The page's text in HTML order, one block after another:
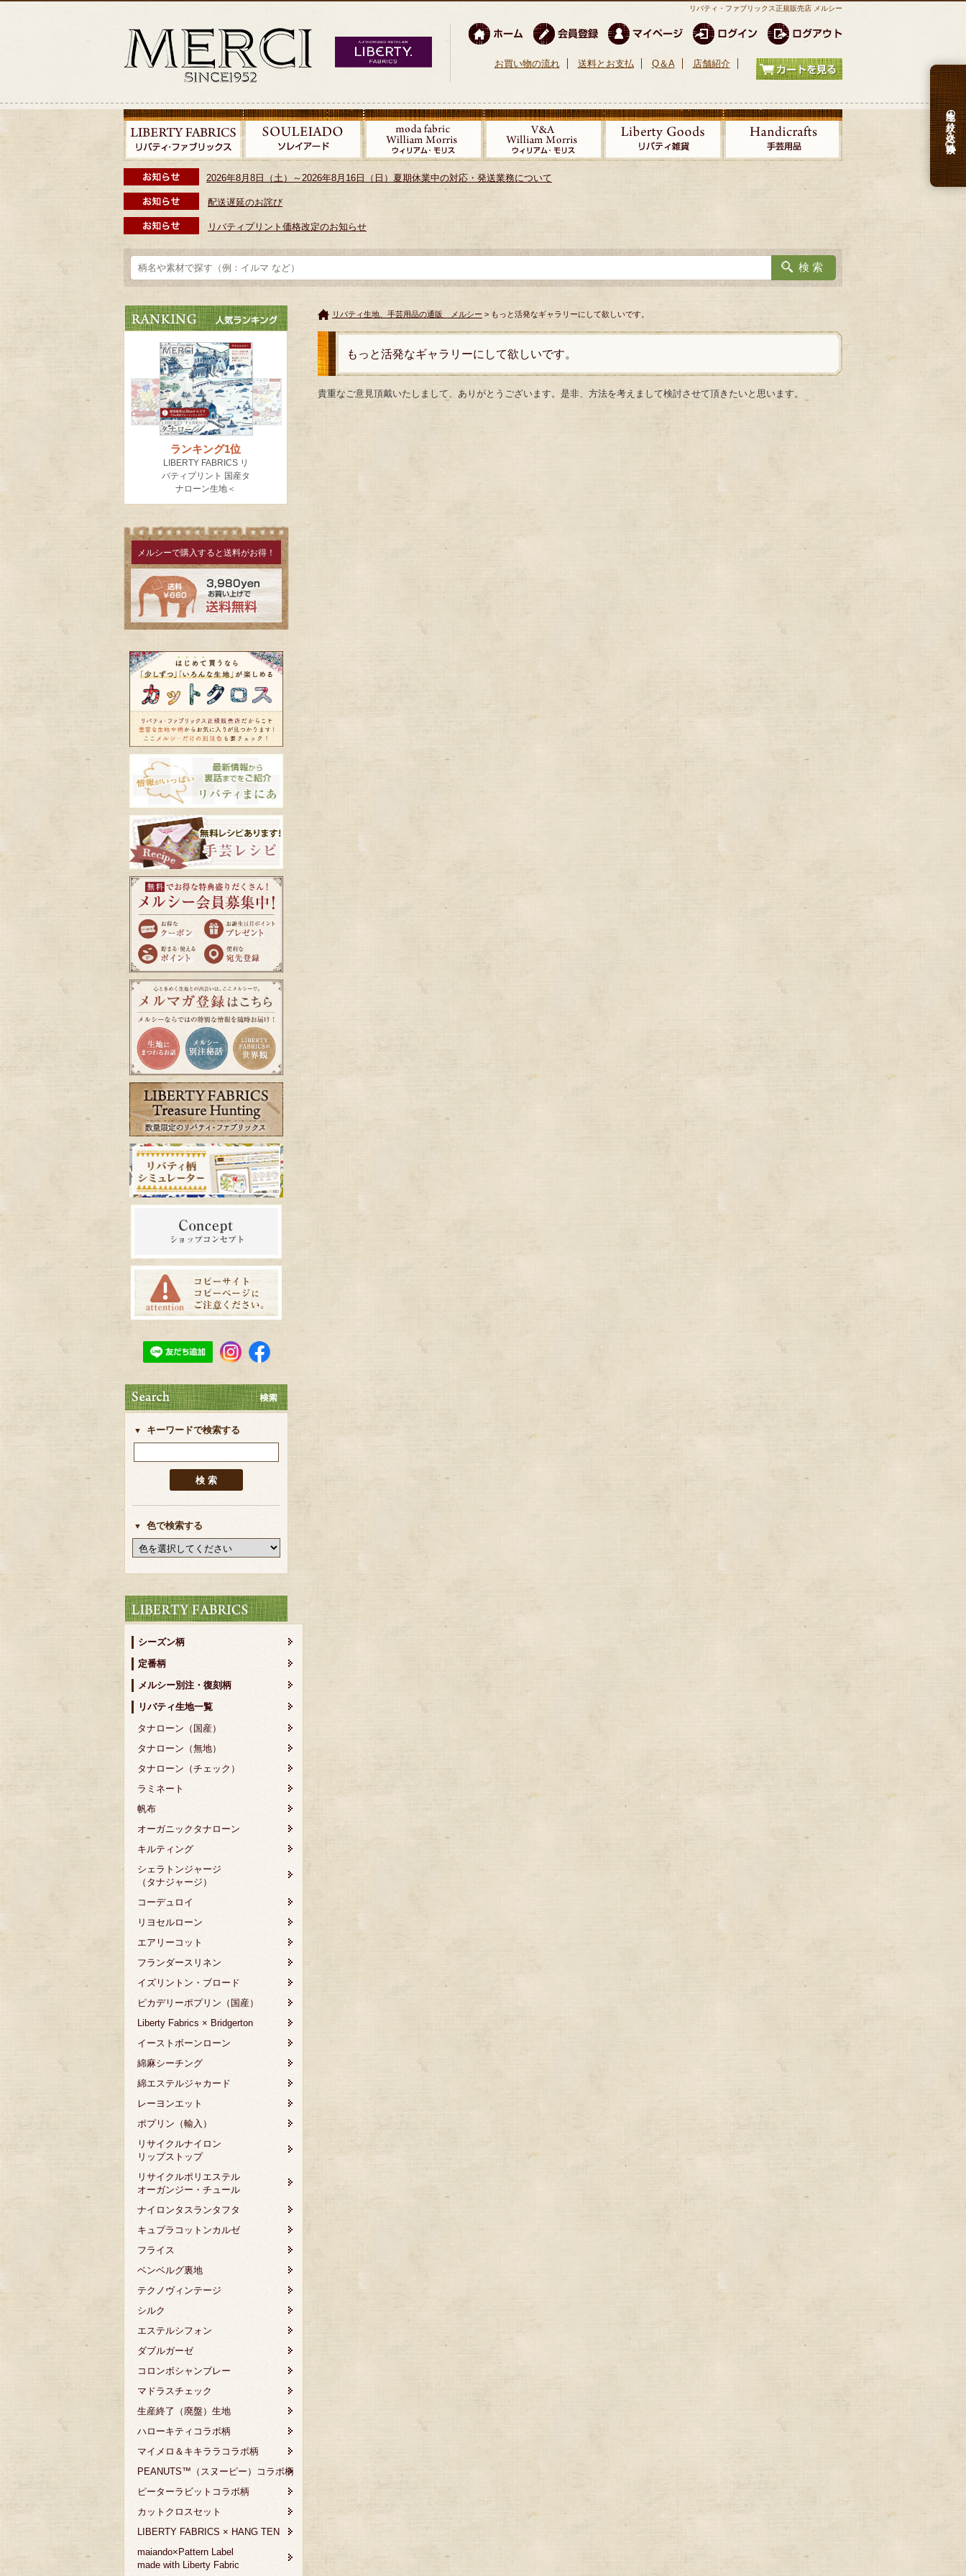
リバティ・ファブリックス正規販売店 メルシー
お買い物の流れ 送料とお支払 Q＆A 店舗紹介
2026年8月8日（土）～2026年8月16日（日）夏期休業中の対応・発送業務について
配送遅延のお詫び
リバティプリント価格改定のお知らせ
生地の絞り込み検索
メルシーで購入すると送料がお得！
キーワードで検索する
色で検索する
シーズン柄
定番柄
メルシー別注・復刻柄
リバティ生地一覧
タナローン（国産）
タナローン（無地）
タナローン（チェック）
ラミネート
帆布
オーガニックタナローン
キルティング
シェラトンジャージ
（タナジャージ）
コーデュロイ
リヨセルローン
エアリーコット
フランダースリネン
イズリントン・ブロード
ピカデリーポプリン（国産）
Liberty Fabrics × Bridgerton
イーストボーンローン
綿麻シーチング
綿エステルジャカード
レーヨンエット
ポプリン（輸入）
リサイクルナイロン
リップストップ
リサイクルポリエステル
オーガンジー・チュール
ナイロンタスランタフタ
キュプラコットンカルゼ
フライス
ベンベルグ裏地
テクノヴィンテージ
シルク
エステルシフォン
ダブルガーゼ
コロンボシャンブレー
マドラスチェック
生産終了（廃盤）生地
ハローキティコラボ柄
マイメロ＆キキララコラボ柄
PEANUTS™（スヌーピー）コラボ柄
ピーターラビットコラボ柄
カットクロスセット
LIBERTY FABRICS × HANG TEN
maiando×Pattern Label
made with Liberty Fabric
リバティ生地、手芸用品の通販 メルシー > もっと活発なギャラリーにして欲しいです。
もっと活発なギャラリーにして欲しいです。
貴重なご意見頂戴いたしまして、ありがとうございます。是非、方法を考えまして検討させて頂きたいと思います。